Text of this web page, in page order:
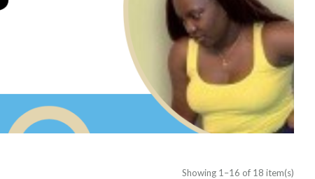
Showing 1–16 of 18 item(s)